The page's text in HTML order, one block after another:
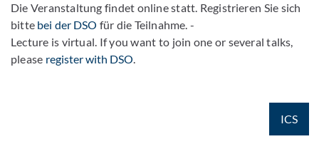
Die Veranstaltung findet online statt. Registrieren Sie sich
bitte bei der DSO für die Teilnahme. -
Lecture is virtual. If you want to join one or several talks,
please register with DSO.
ICS